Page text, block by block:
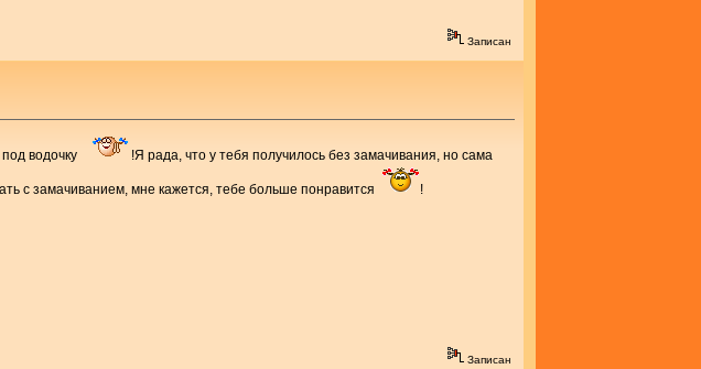
Записан
водочку !Я рада, что у тебя получилось без замачивания, но сама
с замачиванием, мне кажется, тебе больше понравится !
Записан